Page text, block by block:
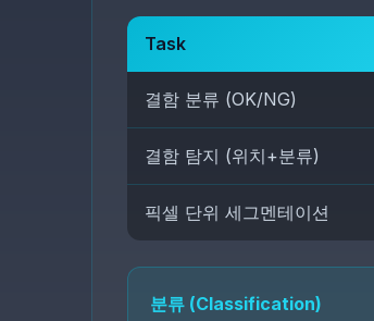
Task
결함 분류 (OK/NG)
결함 탐지 (위치+분류)
픽셀 단위 세그멘테이션
분류 (Classification)